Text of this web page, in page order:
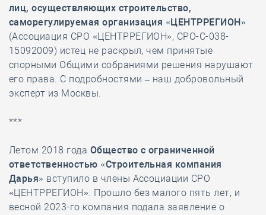
лиц, осуществляющих строительство,
саморегулируемая организация «ЦЕНТРРЕГИОН»
(Ассоциация СРО «ЦЕНТРРЕГИОН», СРО-С-038-
15092009) истец не раскрыл, чем принятые
спорными Общими собраниями решения нарушают
его права. С подробностями – наш добровольный
эксперт из Москвы.
***
Летом 2018 года Общество с ограниченной
ответственностью «Строительная компания
Дарья» вступило в члены Ассоциации СРО
«ЦЕНТРРЕГИОН». Прошло без малого пять лет, и
весной 2023-го компания подала заявление о